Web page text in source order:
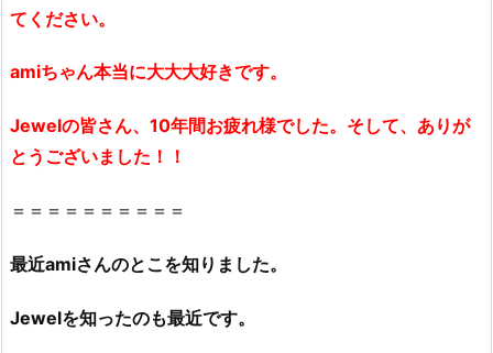
てください。
amiちゃん本当に大大大好きです。
Jewelの皆さん、10年間お疲れ様でした。そして、ありが
とうございました！！
＝＝＝＝＝＝＝＝＝＝
最近amiさんのとこを知りました。
Jewelを知ったのも最近です。